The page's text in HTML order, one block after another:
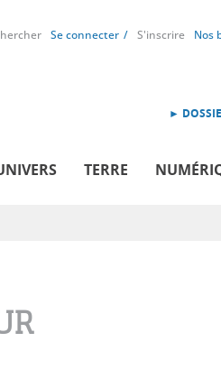
Se connecter S'inscrire Nos
►
TERRE